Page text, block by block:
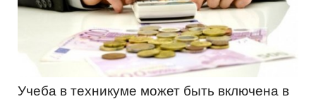
Учеба в техникуме может быть включена в